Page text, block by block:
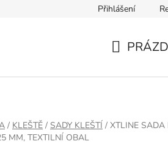
Přihlášení
/ KLEŠTĚ / SADY KLEŠTÍ / XTLINE SADA
MM, TEXTILNÍ OBAL